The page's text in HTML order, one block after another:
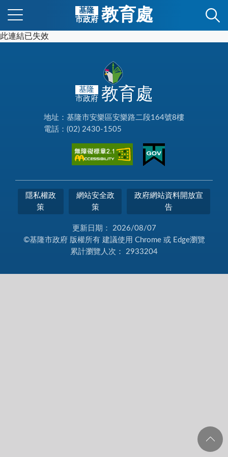
基隆
市政府 教育處
此連結已失效
基隆
市政府 教育處
地址：基隆市安樂區安樂路二段164號8樓
電話：(02) 2430-1505
隱私權政
策
網站安全政
策
政府網站資料開放宣
告
更新日期： 2026/08/07
©基隆市政府 版權所有 建議使用 Chrome 或 Edge瀏覽
累計瀏覽人次： 2933204